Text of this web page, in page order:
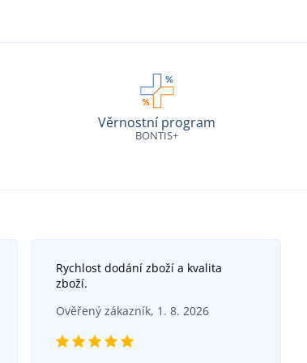
Věrnostní program
BONTIS+
Rychlost dodání zboží a kvalita
zboží.
Ověřený zákazník, 1. 8. 2026